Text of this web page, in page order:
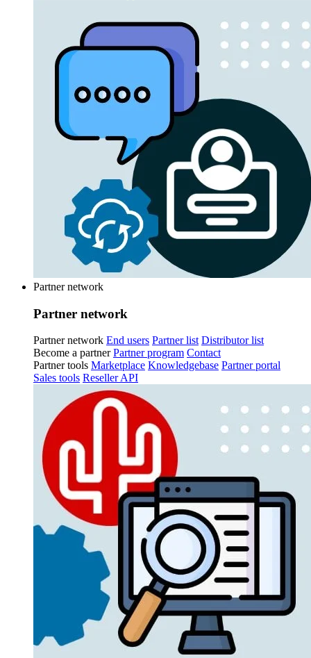
Partner network
Partner network
Partner network End users Partner list Distributor list
Become a partner Partner program Contact
Partner tools Marketplace Knowledgebase Partner portal
Sales tools Reseller API